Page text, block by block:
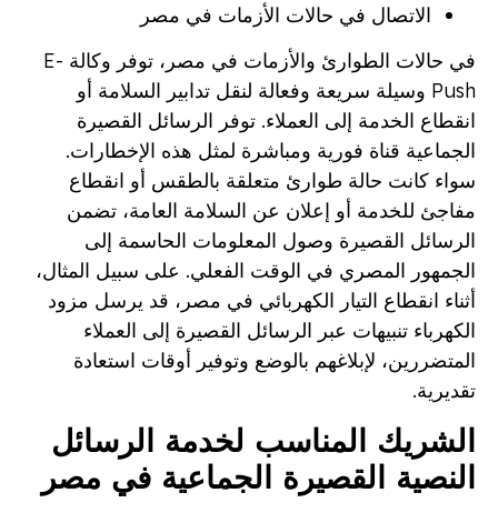
الاتصال في حالات الأزمات في مصر
في حالات الطوارئ والأزمات في مصر، توفر وكالة E-
Push وسيلة سريعة وفعالة لنقل تدابير السلامة أو
انقطاع الخدمة إلى العملاء. توفر الرسائل القصيرة
الجماعية قناة فورية ومباشرة لمثل هذه الإخطارات.
سواء كانت حالة طوارئ متعلقة بالطقس أو انقطاع
مفاجئ للخدمة أو إعلان عن السلامة العامة، تضمن
الرسائل القصيرة وصول المعلومات الحاسمة إلى
الجمهور المصري في الوقت الفعلي. على سبيل المثال،
أثناء انقطاع التيار الكهربائي في مصر، قد يرسل مزود
الكهرباء تنبيهات عبر الرسائل القصيرة إلى العملاء
المتضررين، لإبلاغهم بالوضع وتوفير أوقات استعادة
تقديرية.
الشريك المناسب لخدمة الرسائل
النصية القصيرة الجماعية في مصر